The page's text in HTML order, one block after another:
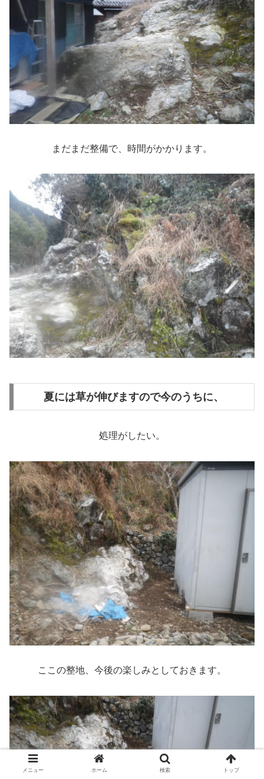
まだまだ整備で、時間がかかります。
夏には草が伸びますので今のうちに、
処理がしたい。
ここの整地、今後の楽しみとしておきます。
メニュー ホーム 検索 トップ